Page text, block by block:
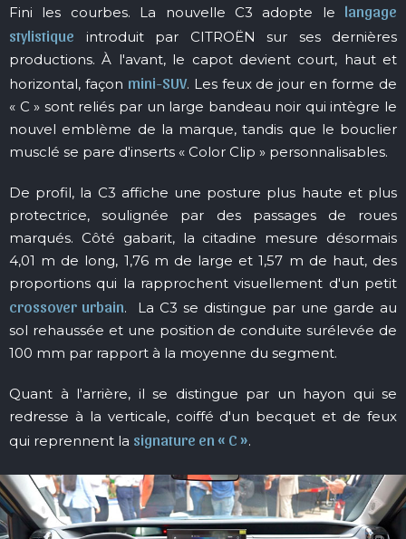
Fini les courbes. La nouvelle C3 adopte le langage
stylistique introduit par CITROËN sur ses dernières
productions. À l'avant, le capot devient court, haut et
horizontal, façon mini-SUV. Les feux de jour en forme de
« C » sont reliés par un large bandeau noir qui intègre le
nouvel emblème de la marque, tandis que le bouclier
musclé se pare d'inserts « Color Clip » personnalisables.
De profil, la C3 affiche une posture plus haute et plus
protectrice, soulignée par des passages de roues
marqués. Côté gabarit, la citadine mesure désormais
4,01 m de long, 1,76 m de large et 1,57 m de haut, des
proportions qui la rapprochent visuellement d'un petit
crossover urbain. La C3 se distingue par une garde au
sol rehaussée et une position de conduite surélevée de
100 mm par rapport à la moyenne du segment.
Quant à l'arrière, il se distingue par un hayon qui se
redresse à la verticale, coiffé d'un becquet et de feux
qui reprennent la signature en « C ».